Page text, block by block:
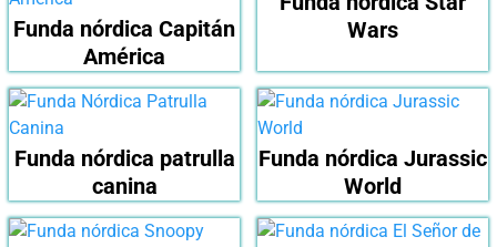
Funda nórdica Capitán
América
Wars
Funda nórdica patrulla
canina
Funda nórdica Jurassic
World